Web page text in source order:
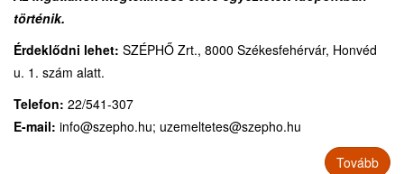
történik.
Érdeklődni lehet: SZÉPHŐ Zrt., 8000 Székesfehérvár, Honvéd
u. 1. szám alatt.
Telefon: 22/541-307
E-mail: info@szepho.hu; uzemeltetes@szepho.hu
Tovább